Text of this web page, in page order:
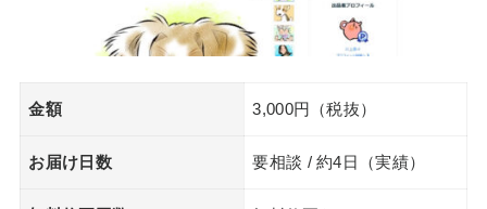
金額 3,000円（税抜）
お届け日数 要相談 / 約4日（実績）